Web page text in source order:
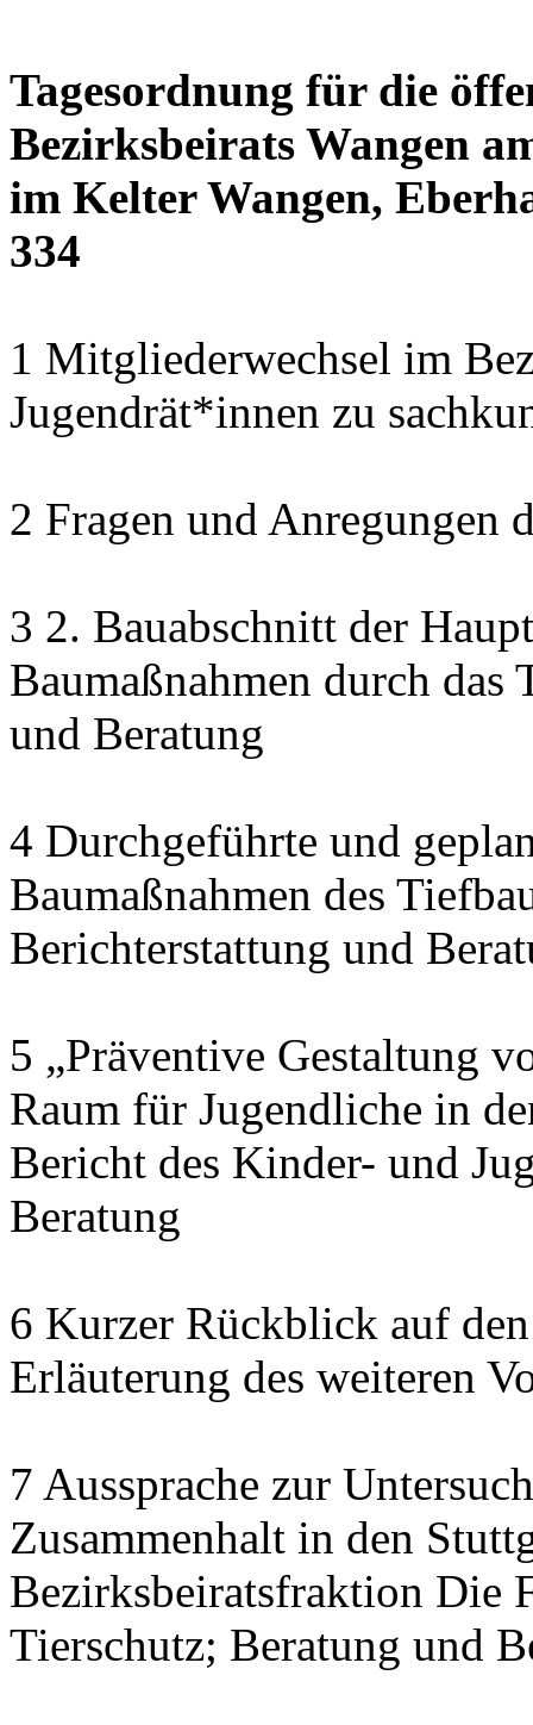
Tagesordnung für die
Bezirksbeirats Wangen
im Kelter Wangen,
334
1 Mitgliederwechsel im
Jugendrät*innen zu
2 Fragen und Anregungen
3 2. Bauabschnitt der
Baumaßnahmen durch
und Beratung
4 Durchgeführte und
Baumaßnahmen des
Berichterstattung und
5 „Präventive Gestaltung
Raum für Jugendliche in
Bericht des Kinder- und
Beratung
6 Kurzer Rückblick auf
Erläuterung des weiteren
7 Aussprache zur
Zusammenhalt in den
Bezirksbeiratsfraktion Die
Tierschutz; Beratung und